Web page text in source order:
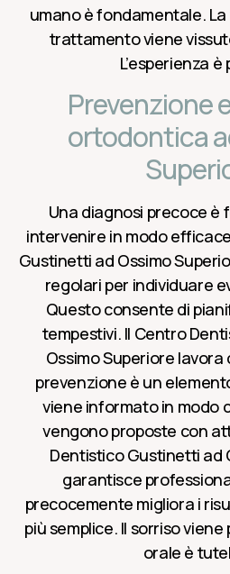
umano è fondamentale.
trattamento viene
L’esperienza è
Prevenzione
ortodontica
Una diagnosi precoce è
intervenire in modo
Gustinetti ad Ossimo
regolari per individuare
Questo consente di
tempestivi. Il Centro
Ossimo Superiore lavora
prevenzione è un
viene informato in modo
vengono proposte con
Dentistico Gustinetti ad
garantisce
precocemente migliora i
più semplice. Il sorriso
orale è